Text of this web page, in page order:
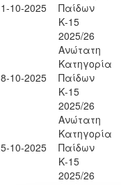
10-2025
Παίδων
Κ-15
2025/26
10-2025
Ανώτατη
Κατηγορία
Παίδων
Κ-15
2025/26
10-2025
Ανώτατη
Κατηγορία
Παίδων
Κ-15
2025/26